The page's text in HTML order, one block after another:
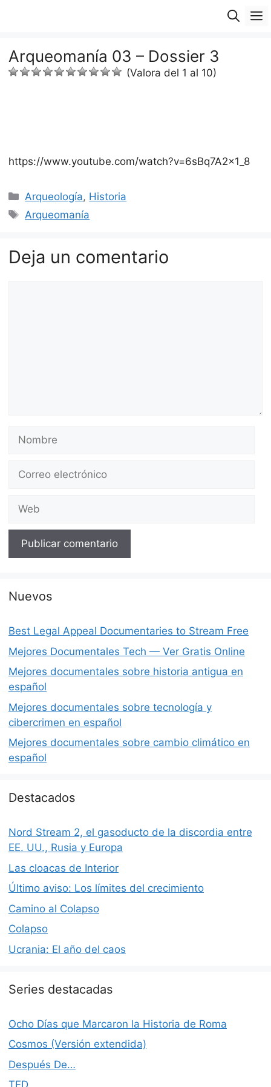
Arqueomanía 03 – Dossier 3
(Valora del 1 al 10)
https://www.youtube.com/watch?v=6sBq7A2x1_8
Categorías
Arqueología, Historia
Etiquetas
Arqueomanía
Deja un comentario
Nombre
Correo
Web
Nuevos
Best Legal Appeal Documentaries to Stream Free
Mejores Documentales Tech — Ver Gratis Online
Mejores documentales sobre historia antigua en
español
Mejores documentales sobre tecnología y
cibercrimen en español
Mejores documentales sobre cambio climático en
español
Destacados
Nord Stream 2, el gasoducto de la discordia entre
EE. UU., Rusia y Europa
Las cloacas de Interior
Último aviso: Los límites del crecimiento
Camino al Colapso
Colapso
Ucrania: El año del caos
Series destacadas
Ocho Días que Marcaron la Historia de Roma
Cosmos (Versión extendida)
Después De…